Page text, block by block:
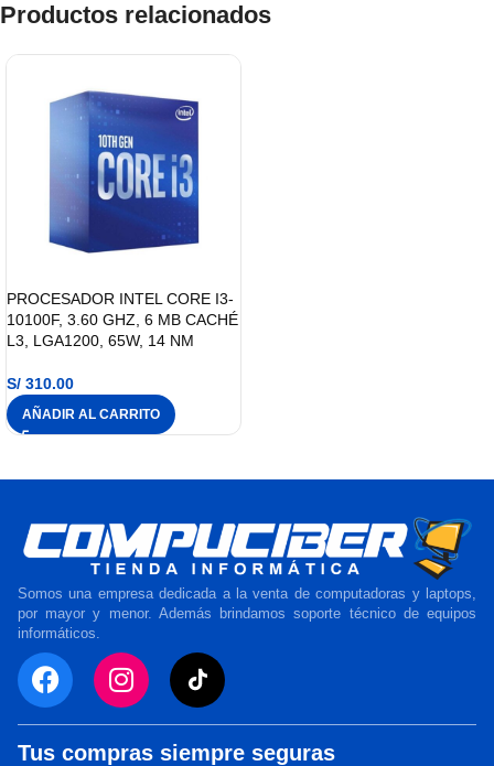
Productos relacionados
PROCESADOR INTEL CORE I3-
10100F, 3.60 GHZ, 6 MB CACHÉ
L3, LGA1200, 65W, 14 NM
S/ 310.00
AÑADIR AL CARRITO
Somos una empresa dedicada a la venta de computadoras y laptops,
por mayor y menor. Además brindamos soporte técnico de equipos
informáticos.
Tus compras siempre seguras